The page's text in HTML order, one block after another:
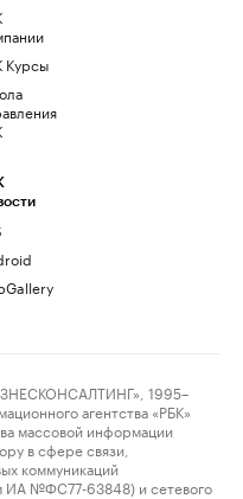
Курсы
1995–
агентства «РБК»
массовой информации
в сфере связи,
коммуникаций
ИА №ФС77-63848) и сетевого